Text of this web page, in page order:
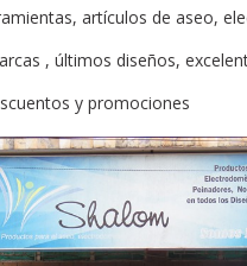
artículos de aseo,
, últimos diseños,
y promociones